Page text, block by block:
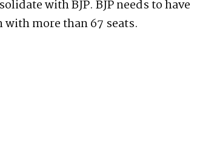
with BJP. BJP needs to have
with more than 67 seats.